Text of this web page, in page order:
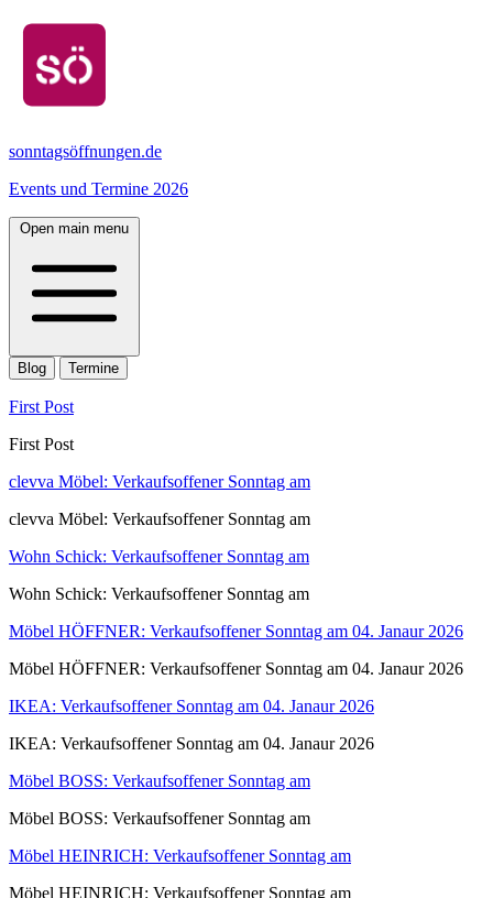
sonntagsöffnungen.de
Events und Termine 2026
Open main menu
Blog Termine
First Post
First Post
clevva Möbel: Verkaufsoffener Sonntag am
clevva Möbel: Verkaufsoffener Sonntag am
Wohn Schick: Verkaufsoffener Sonntag am
Wohn Schick: Verkaufsoffener Sonntag am
Möbel HÖFFNER: Verkaufsoffener Sonntag am 04. Janaur 2026
Möbel HÖFFNER: Verkaufsoffener Sonntag am 04. Janaur 2026
IKEA: Verkaufsoffener Sonntag am 04. Janaur 2026
IKEA: Verkaufsoffener Sonntag am 04. Janaur 2026
Möbel BOSS: Verkaufsoffener Sonntag am
Möbel BOSS: Verkaufsoffener Sonntag am
Möbel HEINRICH: Verkaufsoffener Sonntag am
Möbel HEINRICH: Verkaufsoffener Sonntag am